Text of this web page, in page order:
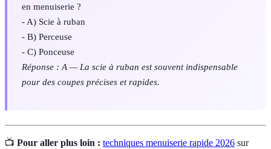
en menuiserie ?
- A) Scie à ruban
- B) Perceuse
- C) Ponceuse
Réponse : A — La scie à ruban est souvent indispensable
pour des coupes précises et rapides.
📺 Pour aller plus loin : techniques menuiserie rapide 2026 sur